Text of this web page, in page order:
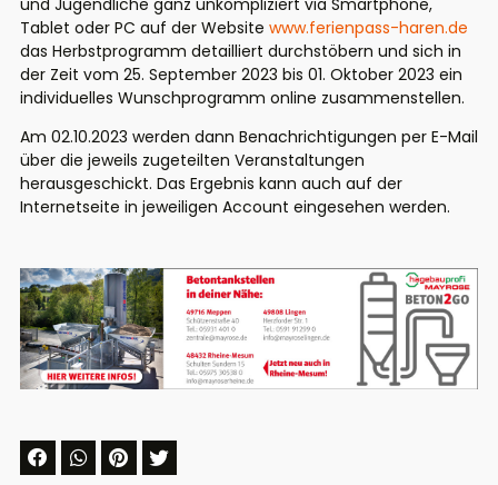
und Jugendliche ganz unkompliziert via Smartphone,
Tablet oder PC auf der Website www.ferienpass-haren.de
das Herbstprogramm detailliert durchstöbern und sich in
der Zeit vom 25. September 2023 bis 01. Oktober 2023 ein
individuelles Wunschprogramm online zusammenstellen.
Am 02.10.2023 werden dann Benachrichtigungen per E-Mail
über die jeweils zugeteilten Veranstaltungen
herausgeschickt. Das Ergebnis kann auch auf der
Internetseite in jeweiligen Account eingesehen werden.